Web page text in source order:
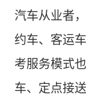
汽车从业者
约车、客运
考服务模式
车、定点接